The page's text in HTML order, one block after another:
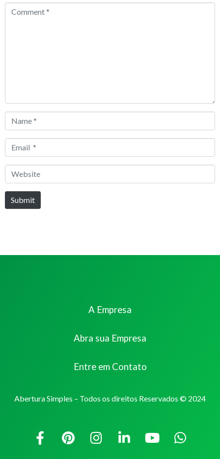
Comment
Name
Email
Website
Submit
A Empresa
Abra sua Empresa
Entre em Contato
Abertura Simples – Todos os direitos Reservados © 2024